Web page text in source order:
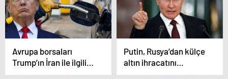
Avrupa borsaları
Trump’ın İran ile ilgili
açıklamalarının
Putin, Rusya’dan külçe
altın ihracatını
yasakladı